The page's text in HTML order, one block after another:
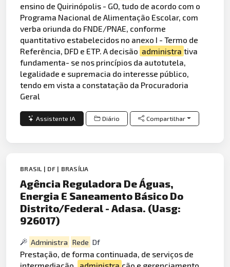
ensino de Quirinópolis - GO, tudo de acordo com o
Programa Nacional de Alimentação Escolar, com
verba oriunda do FNDE/PNAE, conforme
quantitativo estabelecidos no anexo I - Termo de
Referência, DFD e ETP. A decisão administra tiva
fundamenta- se nos princípios da autotutela,
legalidade e supremacia do interesse público,
tendo em vista a constatação da Procuradoria
Geral
Assistente IA Diário Compartilhar
BRASIL | DF | BRASÍLIA
Agência Reguladora De Águas,
Energia E Saneamento Básico Do
Distrito/Federal - Adasa. (Uasg:
926017)
Administra Rede Df
Prestação, de forma continuada, de serviços de